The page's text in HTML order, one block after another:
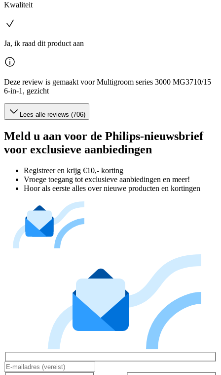
Kwaliteit
Ja, ik raad dit product aan
Deze review is gemaakt voor Multigroom series 3000 MG3710/15
6-in-1, gezicht
Lees alle reviews (706)
Meld u aan voor de Philips-nieuwsbrief
voor exclusieve aanbiedingen
Registreer en krijg €10,- korting
Vroege toegang tot exclusieve aanbiedingen en meer!
Hoor als eerste alles over nieuwe producten en kortingen